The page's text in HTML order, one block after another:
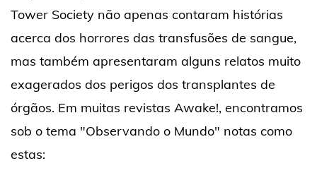
Tower Society não apenas contaram histórias
acerca dos horrores das transfusões de sangue,
mas também apresentaram alguns relatos muito
exagerados dos perigos dos transplantes de
órgãos. Em muitas revistas Awake!, encontramos
sob o tema "Observando o Mundo" notas como
estas: